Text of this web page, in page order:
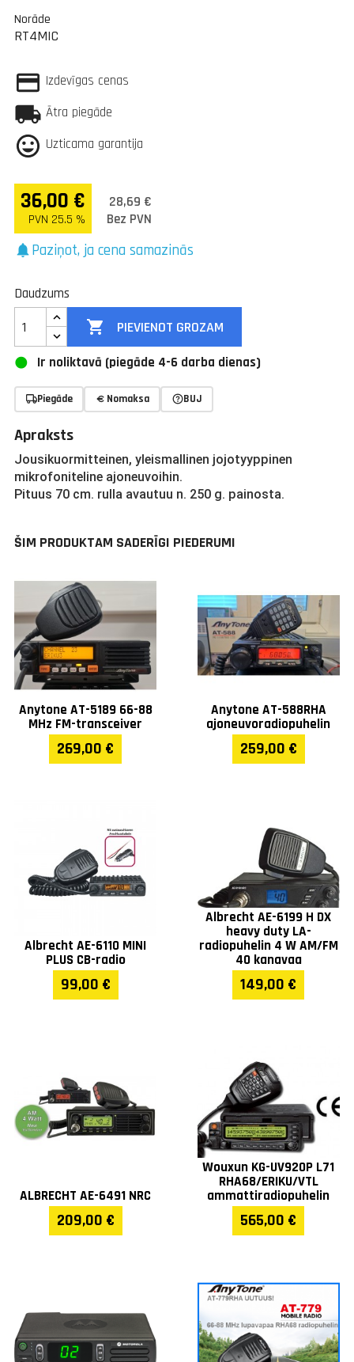
Norāde
RT4MIC
Izdevīgas cenas
Ātra piegāde
Uzticama garantija
36,00 €
PVN 25.5 %
28,69 €
Bez PVN
notificationsPaziņot, ja cena samazinās
Daudzums
 PIEVIENOT GROZAM
Ir noliktavā (piegāde 4-6 darba dienas)
Piegāde Nomaksa BUJ
Apraksts
Jousikuormitteinen, yleismallinen jojotyyppinen
mikrofoniteline ajoneuvoihin.
Pituus 70 cm. rulla avautuu n. 250 g. painosta.
ŠIM PRODUKTAM SADERĪGI PIEDERUMI
Anytone AT-5189 66-88
MHz FM-transceiver
269,00 €
Anytone AT-588RHA
ajoneuvoradiopuhelin
259,00 €
Albrecht AE-6110 MINI
PLUS CB-radio
99,00 €
Albrecht AE-6199 H DX
heavy duty LA-
radiopuhelin 4 W AM/FM
40 kanavaa
149,00 €
ALBRECHT AE-6491 NRC
209,00 €
Wouxun KG-UV920P L71
RHA68/ERIKU/VTL
ammattiradiopuhelin
565,00 €